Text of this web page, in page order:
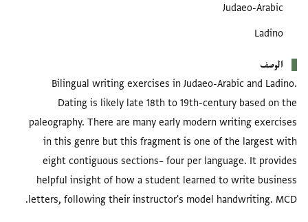
Judaeo-Arabic
Ladino
الوصف
Bilingual writing exercises in Judaeo-Arabic and Ladino.
Dating is likely late 18th to 19th-century based on the
paleography. There are many early modern writing exercises
in this genre but this fragment is one of the largest with
eight contiguous sections– four per language. It provides
helpful insight of how a student learned to write business
letters, following their instructor's model handwriting. MCD.